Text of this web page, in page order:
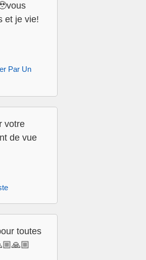
et je vie!
Par Un
votre
de vue
toutes